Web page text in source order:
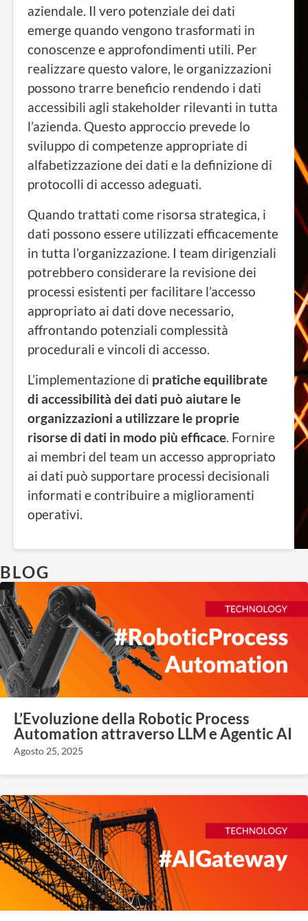
aziendale. Il vero potenziale dei dati
emerge quando vengono trasformati in
conoscenze e approfondimenti utili. Per
realizzare questo valore, le organizzazioni
possono trarre beneficio rendendo i dati
accessibili agli stakeholder rilevanti in tutta
l’azienda. Questo approccio prevede lo
sviluppo di competenze appropriate di
alfabetizzazione dei dati e la definizione di
protocolli di accesso adeguati.
Quando trattati come risorsa strategica, i
dati possono essere utilizzati efficacemente
in tutta l’organizzazione. I team dirigenziali
potrebbero considerare la revisione dei
processi esistenti per facilitare l’accesso
appropriato ai dati dove necessario,
affrontando potenziali complessità
procedurali e vincoli di accesso.
L’implementazione di pratiche equilibrate
di accessibilità dei dati può aiutare le
organizzazioni a utilizzare le proprie
risorse di dati in modo più efficace. Fornire
ai membri del team un accesso appropriato
ai dati può supportare processi decisionali
informati e contribuire a miglioramenti
operativi.
BLOG
L’Evoluzione della Robotic Process
Automation attraverso LLM e Agentic AI
Agosto 25, 2025